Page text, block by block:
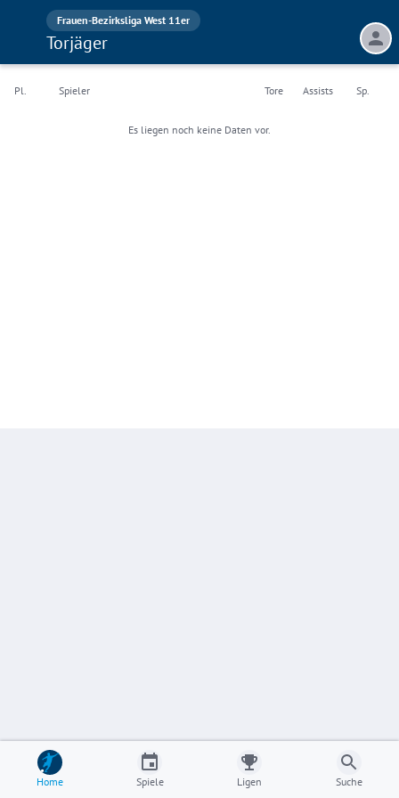
Frauen-Bezirksliga West 11er
Torjäger
Pl. Spieler Tore Assists Sp.
Es liegen noch keine Daten vor.
Home Spiele Ligen Suche